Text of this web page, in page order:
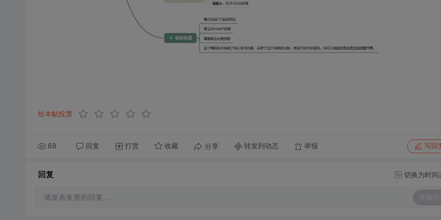
给本帖投票
68 回复 打赏 收藏 分享 转发到动态 举报 写回
回复 切换为时间
请发表友善的回复… 发表回